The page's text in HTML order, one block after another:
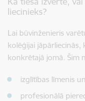
liecinieks?
Lai būvinženieris
kolēģijai
konkrētajā jomā. Šim
izglītības līmenis
profesionālā